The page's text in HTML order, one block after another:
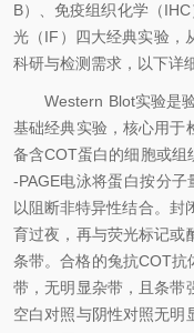
B）、免疫组织化学（
光（IF）四大经典实验，
科研与检测需求，以下详
Western Blot实验是验
基础经典实验，核心用于
备含COT蛋白的细胞或组
-PAGE电泳将蛋白按分子
以阻断非特异性结合。封
育过夜，再与荧光标记或
条带。合格的兔抗COT抗
带，无明显杂带，且条带
空白对照与阴性对照无明